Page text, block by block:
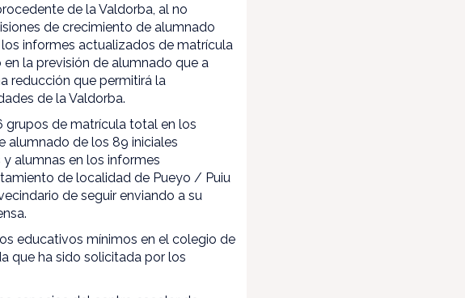
de la Valdorba, al no
de crecimiento de alumnado
informes actualizados de matrícula
la previsión de alumnado que a
reducción que permitirá la
de la Valdorba.
grupos de matrícula total en los
de los 89 iniciales
alumnas en los informes
de localidad de Pueyo / Puiu
de seguir enviando a su
educativos mínimos en el colegio de
que ha sido solicitada por los